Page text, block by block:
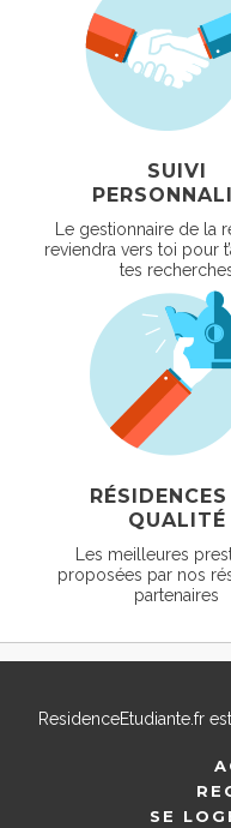
SUIVI
Le gestionnaire de la
reviendra vers toi pour
tes
QUALITÉ
Les meilleures
proposées par nos
partenaires
ResidenceEtudiante.fr
SE